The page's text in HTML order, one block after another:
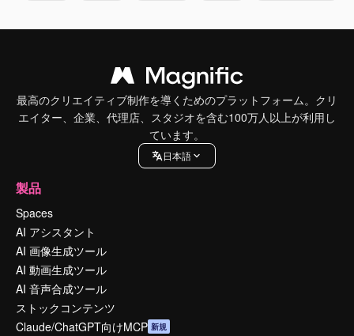
最高のクリエイティブ制作を導くためのプラットフォーム。クリ
エイター、企業、代理店、スタジオを含む100万人以上が利用し
ています。
日本語
製品
Spaces
AI アシスタント
AI 画像生成ツール
AI 動画生成ツール
AI 音声合成ツール
ストックコンテンツ
Claude/ChatGPT向けMCP 新規